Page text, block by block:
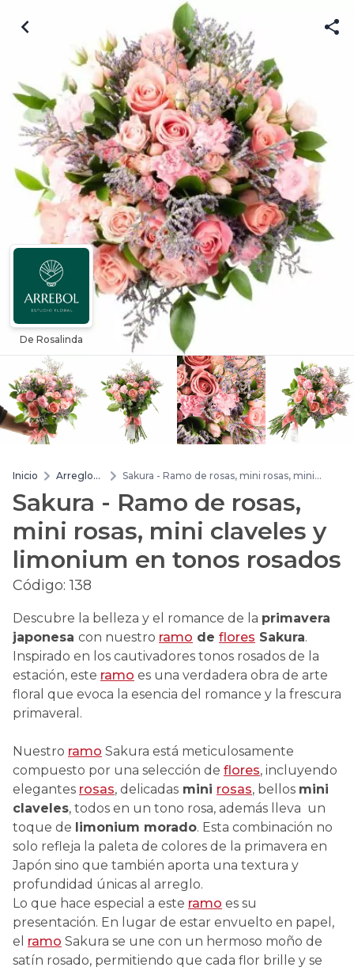
De Rosalinda
Inicio
Arreglos
Sakura - Ramo de rosas, mini rosas, mini
Sakura - Ramo de rosas,
mini rosas, mini claveles y
limonium en tonos rosados
Código:138
Descubre la belleza y el romance de la primavera
japonesa con nuestro ramo de flores Sakura.
Inspirado en los cautivadores tonos rosados de la
estación, este ramo es una verdadera obra de arte
floral que evoca la esencia del romance y la frescura
primaveral.
Nuestro ramo Sakura está meticulosamente
compuesto por una selección de flores, incluyendo
elegantes rosas, delicadas mini rosas, bellos mini
claveles, todos en un tono rosa, además lleva un
toque de limonium morado. Esta combinación no
solo refleja la paleta de colores de la primavera en
Japón sino que también aporta una textura y
profundidad únicas al arreglo.
Lo que hace especial a este ramo es su
presentación. En lugar de estar envuelto en papel,
el ramo Sakura se une con un hermoso moño de
satín rosado, permitiendo que cada flor brille y se